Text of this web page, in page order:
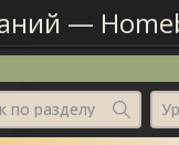
—
по разделу